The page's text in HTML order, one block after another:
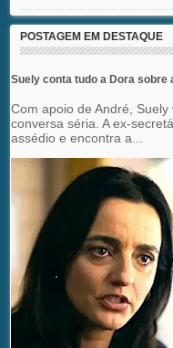
POSTAGEM EM DESTAQUE
Suely conta tudo a Dora sobre
Com apoio de André,
conversa séria. A ex-
assédio e encontra a...